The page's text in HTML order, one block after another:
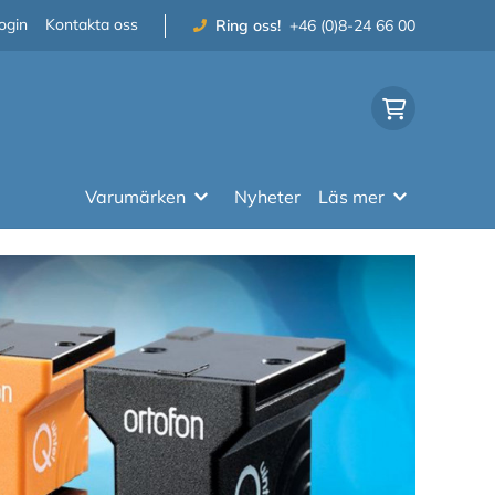
Kontakta oss Ring oss! +46 (0)8-24 66 00
Varumärken Nyheter Läs mer